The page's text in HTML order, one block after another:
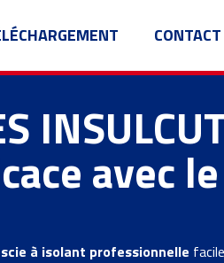
CONTACT
avec
scie à isolant professionnelle